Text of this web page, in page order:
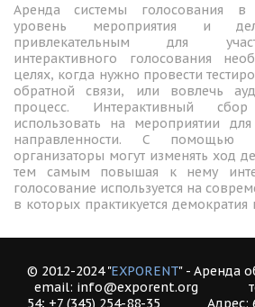
Аренда системы голосования
уровень мероприятия и
привлекательным для
интерактивного голосования
целях, когда нужно провести
обратной связи, или вовлечь
процесс. Интерактивный
использовать на мероприятии
направленности. С помощью
организаторы могут изменять ход
тем самым повышая к нему
голосование используется на
в которых практикуется
© 2012-2024 "EXPORENT" ­- ­Аренда
email: info@exporent.org